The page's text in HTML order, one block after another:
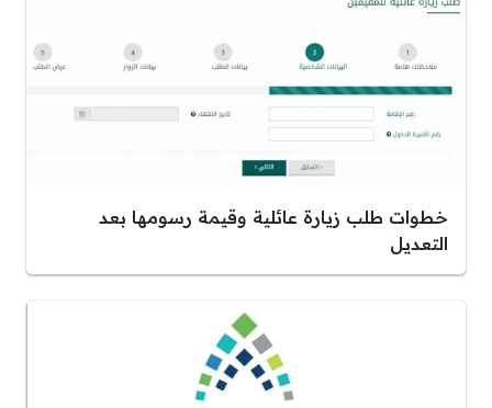
خطوات طلب زيارة عائلية وقيمة رسومها بعد
التعديل